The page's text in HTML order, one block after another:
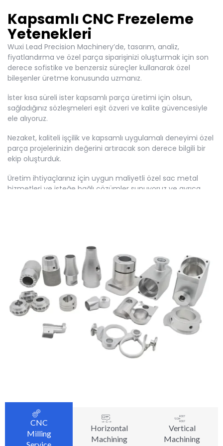
Kapsamlı CNC Frezeleme
Yetenekleri
Wuxi Lead Precision Machinery’de, tasarım, analiz,
fiyatlandırma ve özel parça siparişinizi oluşturmak için son
derece sofistike ve benzersiz süreçler kullanarak özel
bileşenler üretme konusunda uzmanız.
İster kısa süreli ister kapsamlı parça üretimi için olsun,
sağladığınız sözleşmeleri eşit özveri ve kalite güvencesiyle
ele alıyoruz.
Nezaket, kaliteli işçilik ve kapsamlı uygulamalı deneyimi özel
parça projelerinizin değerini artıracak son derece bilgili bir
ekip oluşturduk.
Üretim ihtiyaçlarınız için uygun maliyetli özel sac metal
hizmetleri ve isteğe bağlı çözümler sunuyoruz ve ayrıca
CNC
Milling
Horizontal
Machining
Vertical
Machining